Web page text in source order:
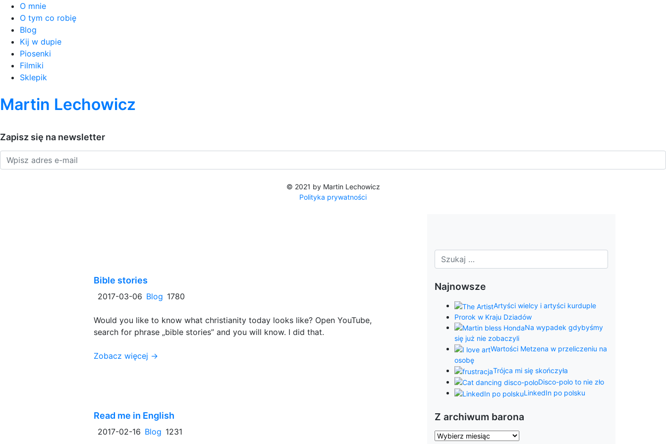
O mnie
O tym co robię
Blog
Kij w dupie
Piosenki
Filmiki
Sklepik
Martin Lechowicz
Zapisz się na newsletter
© 2021 by Martin Lechowicz
Polityka prywatności
Bible stories
2017-03-06 Blog 1780
Would you like to know what christianity today looks like? Open YouTube,
search for phrase „bible stories” and you will know. I did that.
Zobacz więcej →
Read me in English
2017-02-16 Blog 1231
Najnowsze
Artyści wielcy i artyści kurduple
Prorok w Kraju Dziadów
Na wypadek gdybyśmy
się już nie zobaczyli
Wartości Metzena w przeliczeniu na
osobę
Trójca mi się skończyła
Disco-polo to nie zło
LinkedIn po polsku
Z archiwum barona
Z